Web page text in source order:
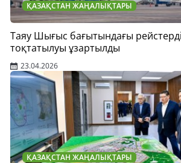
ҚАЗАҚСТАН ЖАҢАЛЫҚТАРЫ
Таяу Шығыс бағытындағы
тоқтатылуы ұзартылды
23.04.2026
ҚАЗАҚСТАН ЖАҢАЛЫҚТАРЫ